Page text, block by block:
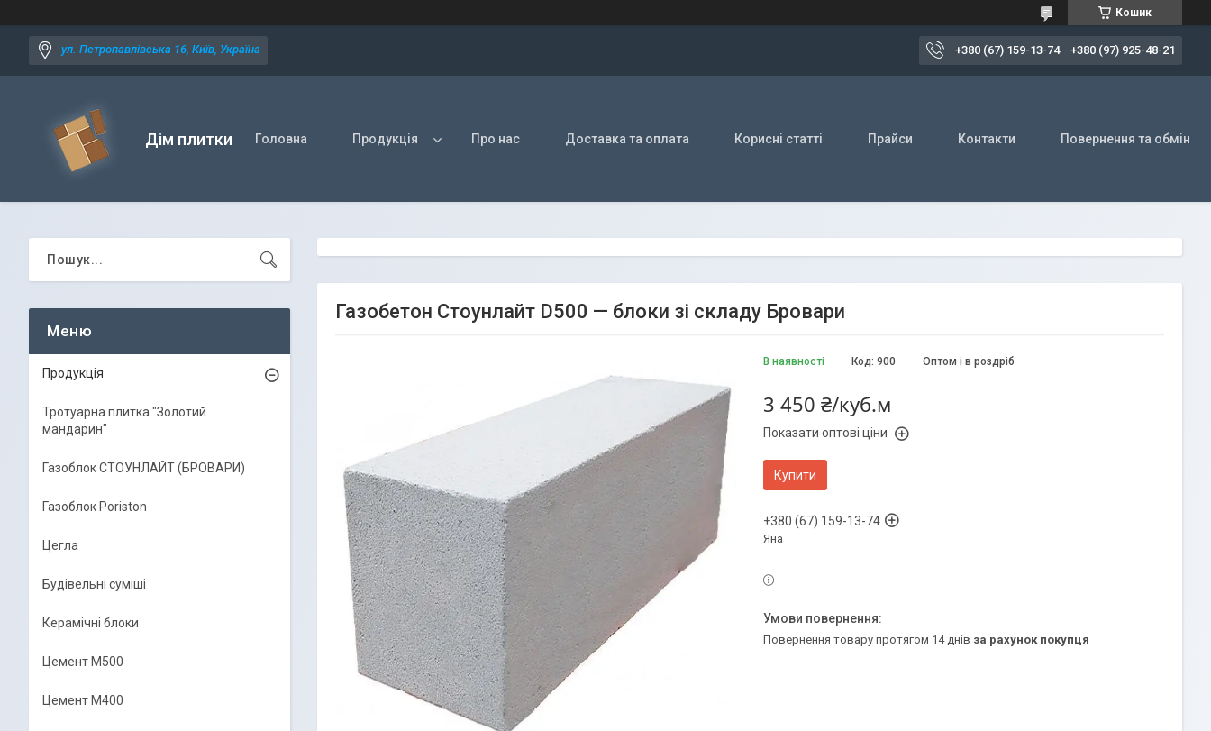
Кошик
ул. Петропавлівська 16, Київ, Україна +380 (67) 159-13-74 +380 (97) 925-48-21
Дім плитки Головна Продукція Про нас Доставка та оплата Корисні статті Прайси Контакти Повернення та обмін
Газобетон Стоунлайт D500 — блоки зі складу Бровари
В наявності Оптом і в роздріб
Код: 900
3 450 ₴/куб.м
Показати оптові ціни
Купити
+380 (67) 159-13-74
Яна
повернення товару протягом 14 днів за рахунок покупця
Продукція
Тротуарна плитка "Золотий
мандарин"
Газоблок СТОУНЛАЙТ (БРОВАРИ)
Газоблок Poriston
Цегла
Будівельні суміші
Керамічні блоки
Цемент М500
Цемент М400